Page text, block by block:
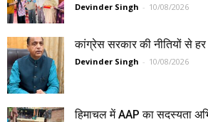
Devinder Singh - 10/08/2026
कांग्रेस सरकार की नीतियों से हर
Devinder Singh - 10/08/2026
हिमाचल में AAP का सदस्यता